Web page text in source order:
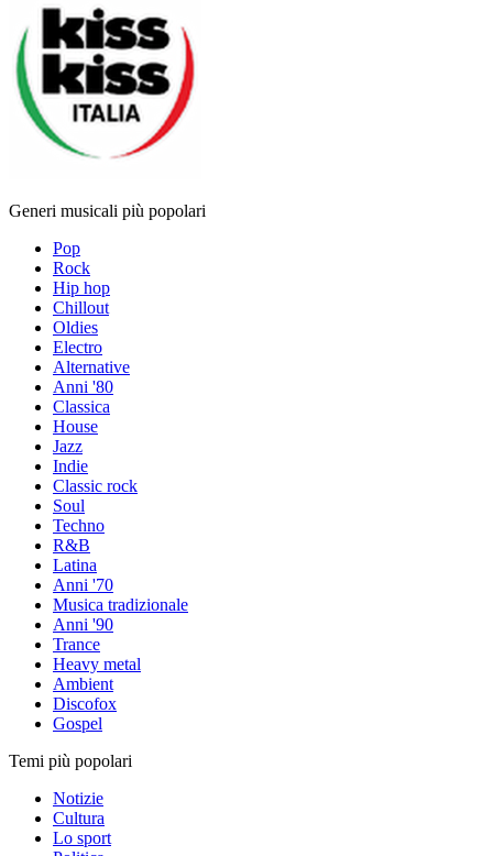
Generi musicali più popolari
Pop
Rock
Hip hop
Chillout
Oldies
Electro
Alternative
Anni '80
Classica
House
Jazz
Indie
Classic rock
Soul
Techno
R&B
Latina
Anni '70
Musica tradizionale
Anni '90
Trance
Heavy metal
Ambient
Discofox
Gospel
Temi più popolari
Notizie
Cultura
Lo sport